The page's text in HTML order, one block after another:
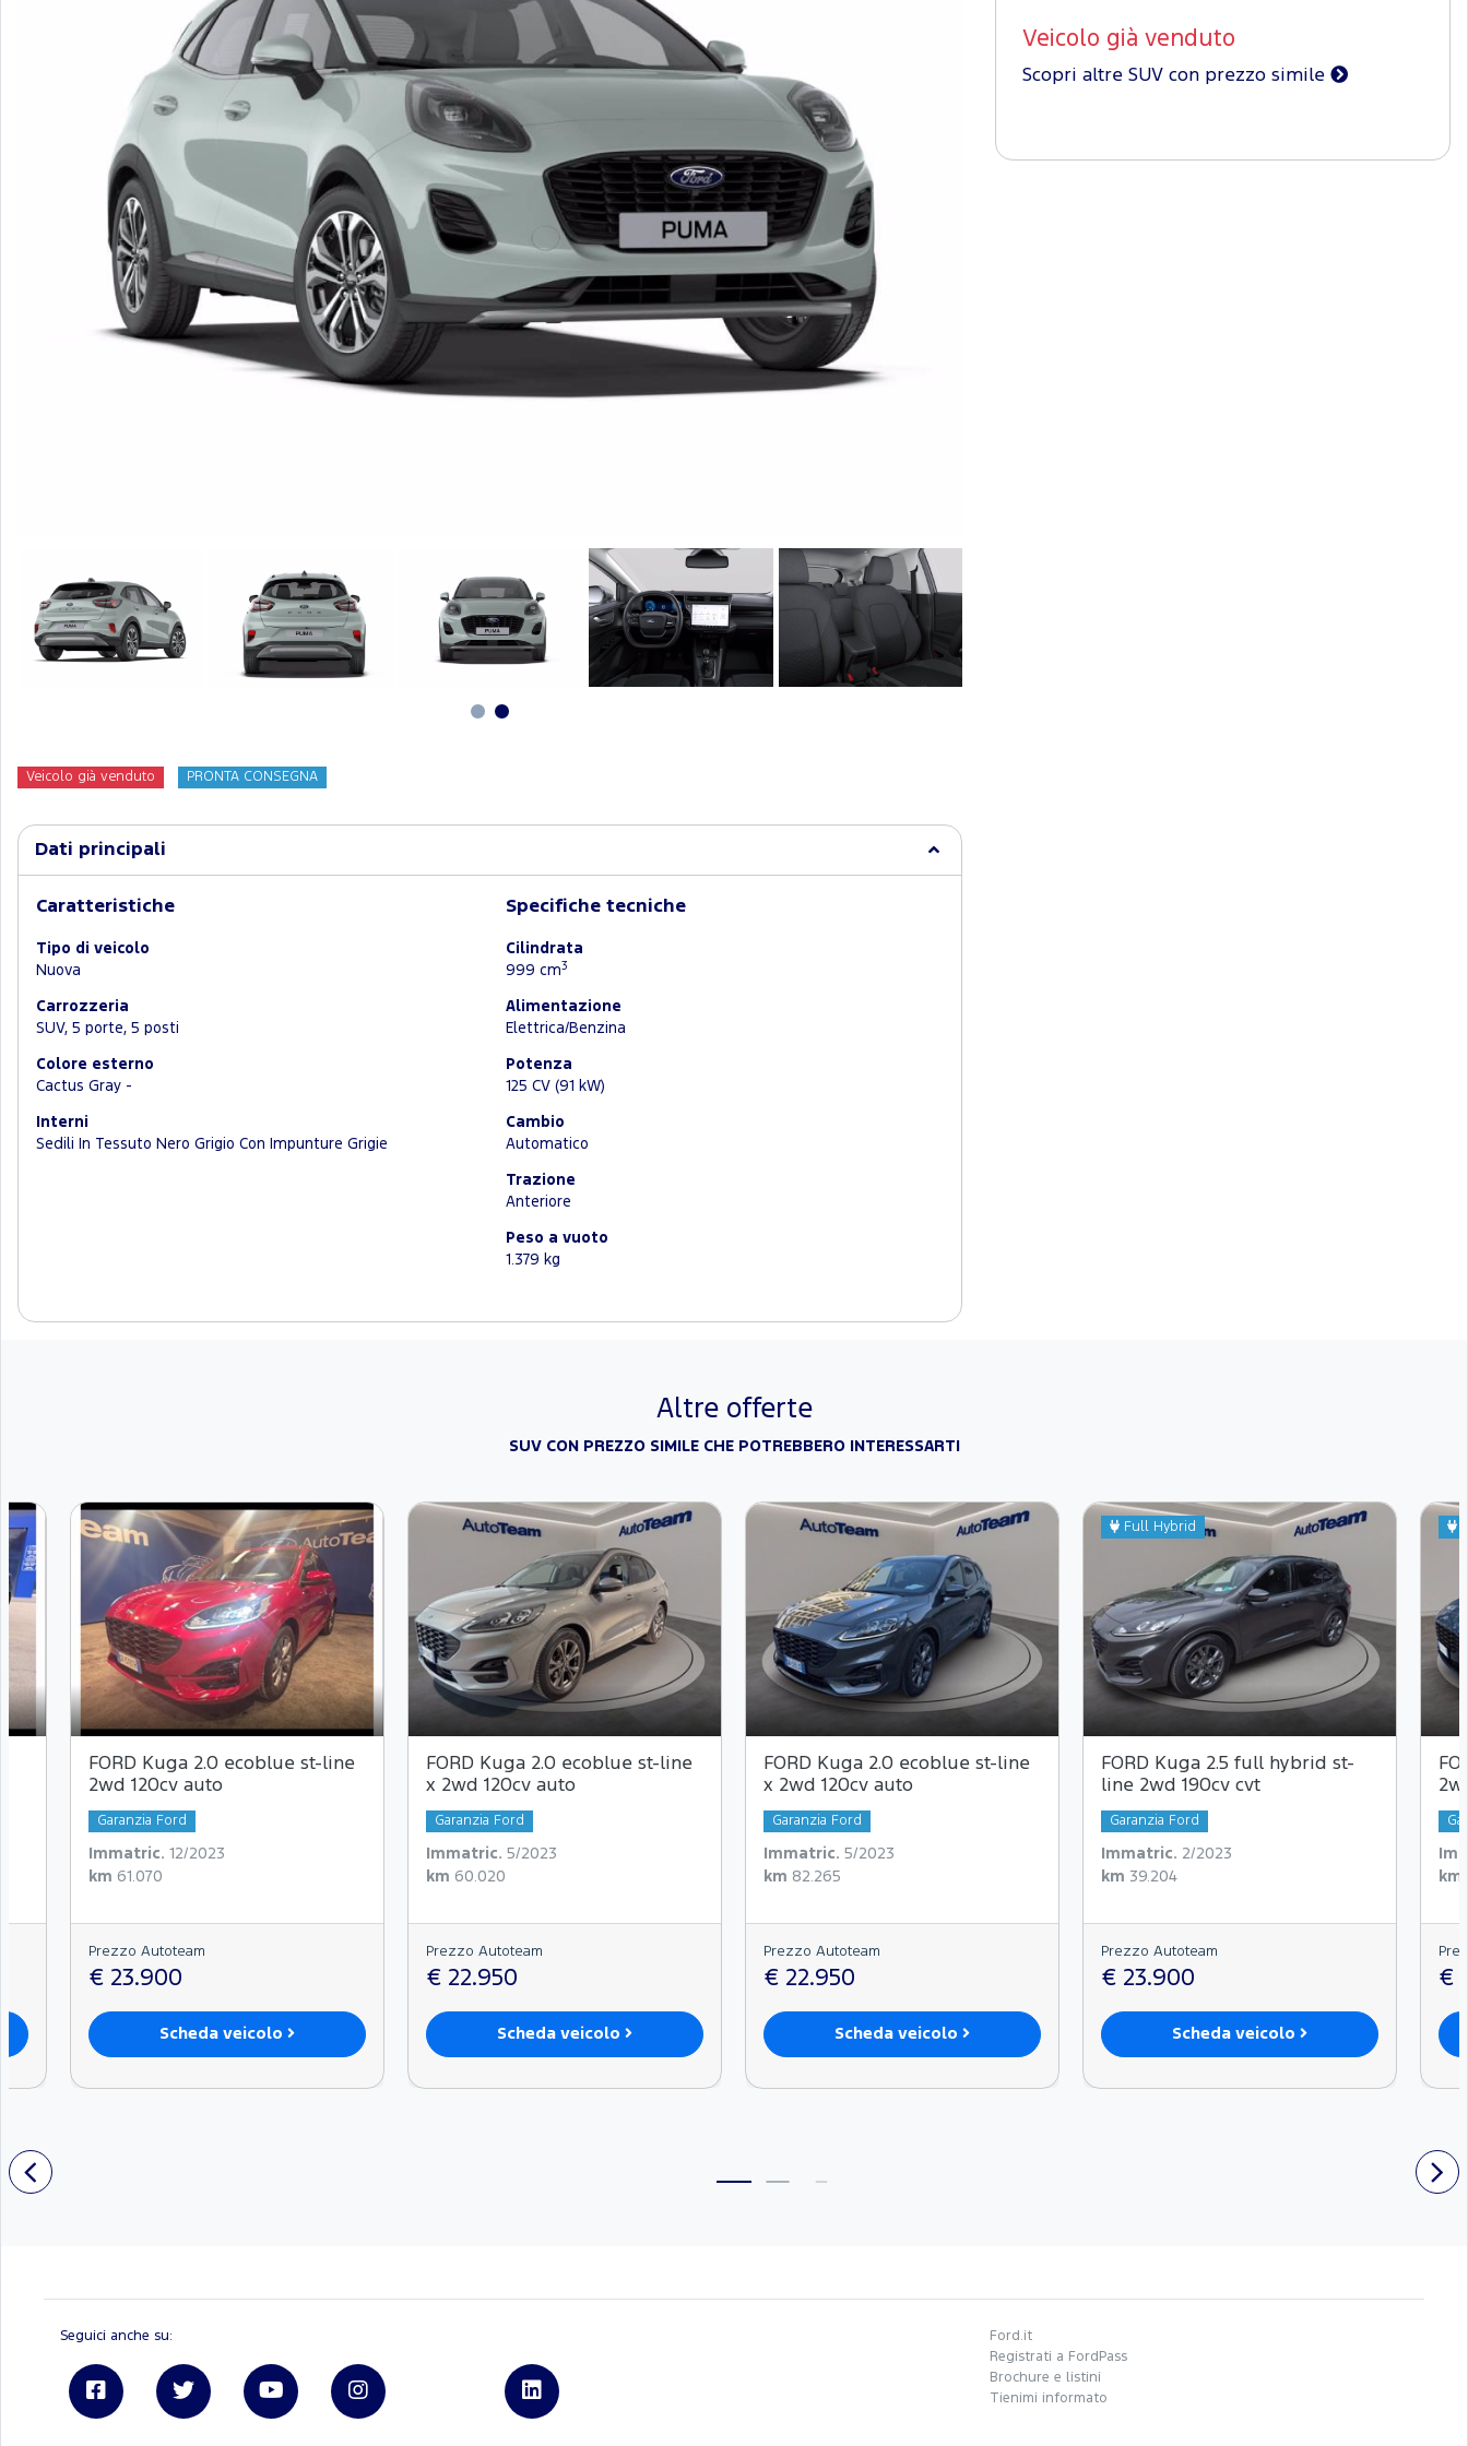
Veicolo già venduto PRONTA CONSEGNA
Dati principali
Caratteristiche
Tipo di veicolo
Nuova
Carrozzeria
SUV, 5 porte, 5 posti
Colore esterno
Cactus Gray -
Interni
Sedili In Tessuto Nero Grigio Con Impunture Grigie
Specifiche tecniche
Cilindrata
999 cm3
Alimentazione
Elettrica/Benzina
Potenza
125 CV (91 kW)
Cambio
Automatico
Trazione
Anteriore
Peso a vuoto
1.379 kg
Veicolo già venduto
Scopri altre SUV con prezzo simile
Altre offerte
SUV CON PREZZO SIMILE CHE POTREBBERO INTERESSARTI
FORD Kuga 2.0 ecoblue st-line
2wd 120cv auto
Garanzia Ford
Immatric. 12/2023
km 61.070
Prezzo Autoteam
€ 23.900
Scheda veicolo
FORD Kuga 2.0 ecoblue st-line
x 2wd 120cv auto
Garanzia Ford
Immatric. 5/2023
km 60.020
Prezzo Autoteam
€ 22.950
Scheda veicolo
FORD Kuga 2.0 ecoblue st-line
x 2wd 120cv auto
Garanzia Ford
Immatric. 5/2023
km 82.265
Prezzo Autoteam
€ 22.950
Scheda veicolo
Full Hybrid
FORD Kuga 2.5 full hybrid st-
line 2wd 190cv cvt
Garanzia Ford
Immatric. 2/2023
km 39.204
Prezzo Autoteam
€ 23.900
Scheda veicolo
km
€
Seguici anche su:
Ford.it
Registrati a FordPass
Brochure e listini
Tienimi informato